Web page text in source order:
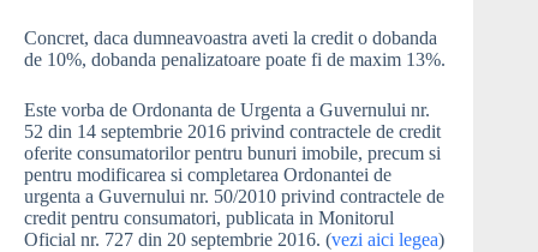
Concret, daca dumneavoastra aveti la credit o dobanda
de 10%, dobanda penalizatoare poate fi de maxim 13%.
Este vorba de Ordonanta de Urgenta a Guvernului nr.
52 din 14 septembrie 2016 privind contractele de credit
oferite consumatorilor pentru bunuri imobile, precum si
pentru modificarea si completarea Ordonantei de
urgenta a Guvernului nr. 50/2010 privind contractele de
credit pentru consumatori, publicata in Monitorul
Oficial nr. 727 din 20 septembrie 2016. (vezi aici legea)